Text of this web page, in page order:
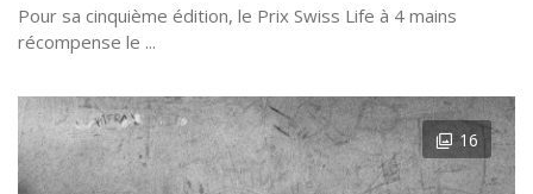
Pour sa cinquième édition, le Prix Swiss Life à 4 mains
récompense le ...
16